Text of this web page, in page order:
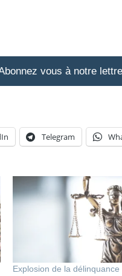
vous à notre
Telegram
Explosion de la délinquance